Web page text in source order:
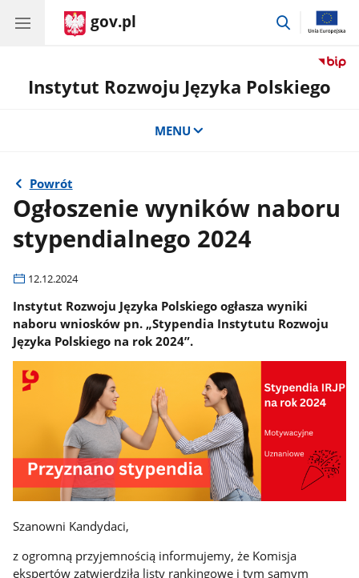
gov.pl
przejdź
Instytut Rozwoju Języka Polskiego
MENU
Powrót
Ogłoszenie wyników naboru
stypendialnego 2024
12.12.2024
Instytut Rozwoju Języka Polskiego ogłasza wyniki
naboru wniosków pn. „Stypendia Instytutu Rozwoju
Języka Polskiego na rok 2024”.
Szanowni Kandydaci,
z ogromną przyjemnością informujemy, że Komisja
ekspertów zatwierdziła listy rankingowe i tym samym